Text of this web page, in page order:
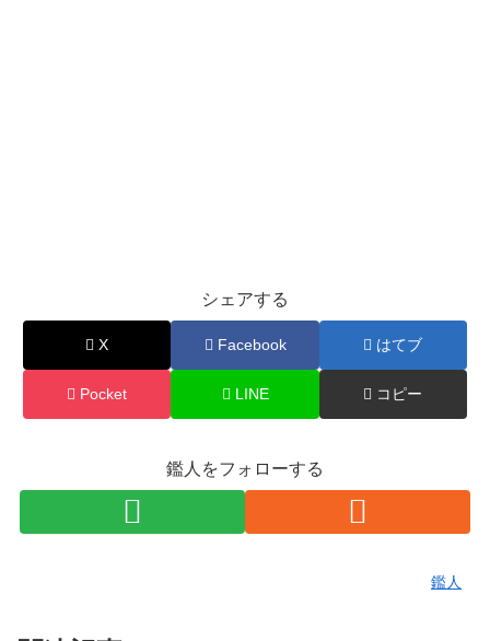
シェアする
X Facebook はてブ
Pocket LINE コピー
鑑人をフォローする
鑑人